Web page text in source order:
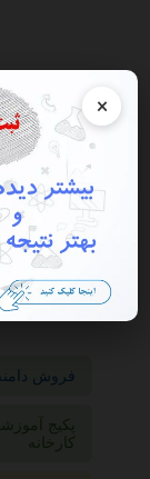
×
گروه ها
فروش
پکیج
کارخانه